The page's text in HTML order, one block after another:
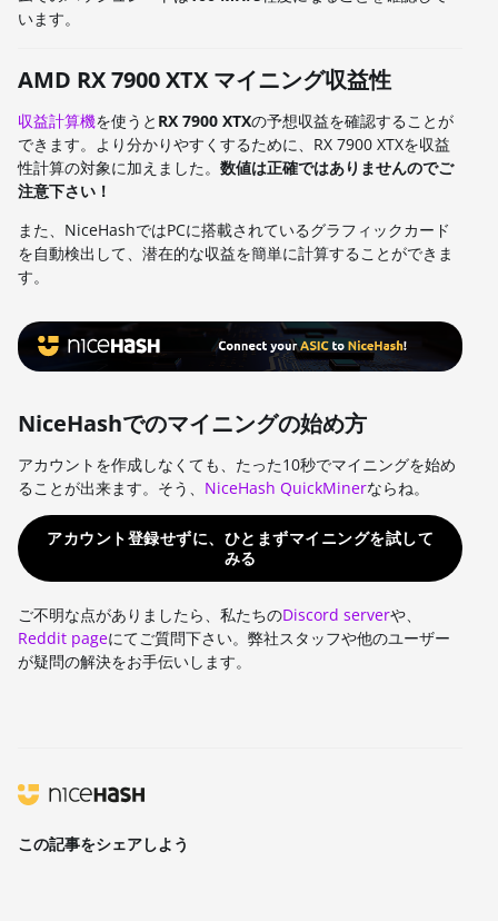
います。
AMD RX 7900 XTX マイニング収益性
収益計算機を使うと RX 7900 XTXの予想収益を確認することが
できます。より分かりやすくするために、RX 7900 XTXを収益
性計算の対象に加えました。 数値は正確ではありませんのでご
注意下さい！
また、NiceHashではPCに搭載されているグラフィックカード
を自動検出して、潜在的な収益を簡単に計算することができま
す。
NiceHashでのマイニングの始め方
アカウントを作成しなくても、たった10秒でマイニングを始め
ることが出来ます。そう、 NiceHash QuickMinerならね。
アカウント登録せずに、ひとまずマイニングを試して
みる
ご不明な点がありましたら、私たちのDiscord serverや、
Reddit pageにてご質問下さい。弊社スタッフや他のユーザー
が疑問の解決をお手伝いします。
この記事をシェアしよう